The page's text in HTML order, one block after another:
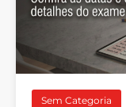
Sem Categoria